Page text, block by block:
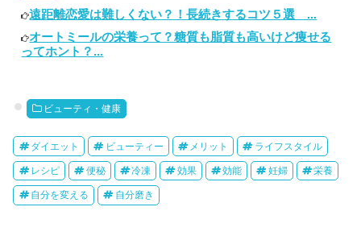
遠距離恋愛は難しくない？！長続きするコツ５選 ...
オートミールの栄養って？糖質も脂質も高いけど痩せる
ってホント？...
ビューティ・健康
ダイエット ビューティー メリット ライフスタイル
レシピ 便秘 冷凍 効果 効能 妊婦 栄養
自分を変える 自分磨き